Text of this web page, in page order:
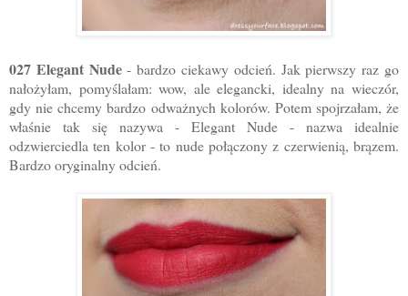
027 Elegant Nude- bardzo ciekawy odcień. Jak pierwszy raz go
nałożyłam, pomyślałam: wow, ale elegancki, idealny na wieczór,
gdy nie chcemy bardzo odważnych kolorów. Potem spojrzałam, że
właśnie tak się nazywa - Elegant Nude - nazwa idealnie
odzwierciedla ten kolor - to nude połączony z czerwienią, brązem.
Bardzo oryginalny odcień.